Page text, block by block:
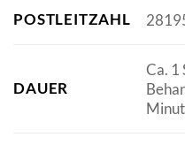
POSTLEITZAHL
DAUER
Ca. 1